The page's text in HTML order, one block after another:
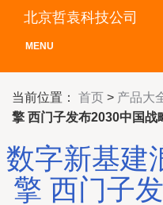
北京哲袁科技公司
MENU
当前位置： 首页 > 产品大
擎 西门子发布2030中国
数字新基建
擎 西门子